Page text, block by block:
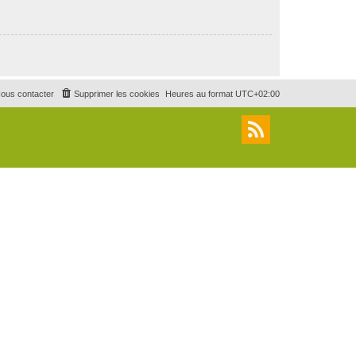
Heures au format UTC+02:00
Supprimer les cookies
contacter